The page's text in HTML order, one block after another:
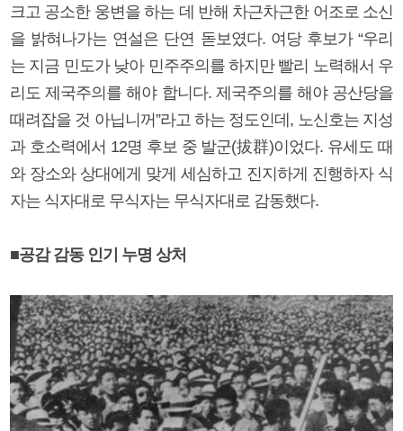
크고 공소한 웅변을 하는 데 반해 차근차근한 어조로 소신
을 밝혀나가는 연설은 단연 돋보였다. 여당 후보가 “우리
는 지금 민도가 낮아 민주주의를 하지만 빨리 노력해서 우
리도 제국주의를 해야 합니다. 제국주의를 해야 공산당을
때려잡을 것 아닙니꺼”라고 하는 정도인데, 노신호는 지성
과 호소력에서 12명 후보 중 발군(拔群)이었다. 유세도 때
와 장소와 상대에게 맞게 세심하고 진지하게 진행하자 식
자는 식자대로 무식자는 무식자대로 감동했다.
■공감 감동 인기 누명 상처